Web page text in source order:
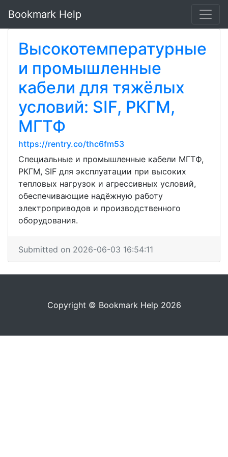
Bookmark Help
Высокотемпературные
и промышленные
кабели для тяжёлых
условий: SIF, РКГМ,
МГТФ
https://rentry.co/thc6fm53
Специальные и промышленные кабели МГТФ,
РКГМ, SIF для эксплуатации при высоких
тепловых нагрузок и агрессивных условий,
обеспечивающие надёжную работу
электроприводов и производственного
оборудования.
Submitted on 2026-06-03 16:54:11
Copyright © Bookmark Help 2026